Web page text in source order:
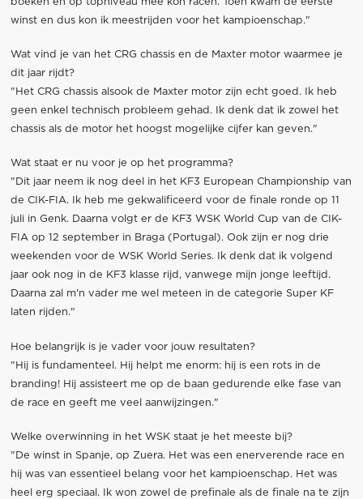
winst en dus kon ik meestrijden voor het kampioenschap."
Wat vind je van het CRG chassis en de Maxter motor waarmee je
dit jaar rijdt?
"Het CRG chassis alsook de Maxter motor zijn echt goed. Ik heb
geen enkel technisch probleem gehad. Ik denk dat ik zowel het
chassis als de motor het hoogst mogelijke cijfer kan geven."
Wat staat er nu voor je op het programma?
"Dit jaar neem ik nog deel in het KF3 European Championship van
de CIK-FIA. Ik heb me gekwalificeerd voor de finale ronde op 11
juli in Genk. Daarna volgt er de KF3 WSK World Cup van de CIK-
FIA op 12 september in Braga (Portugal). Ook zijn er nog drie
weekenden voor de WSK World Series. Ik denk dat ik volgend
jaar ook nog in de KF3 klasse rijd, vanwege mijn jonge leeftijd.
Daarna zal m'n vader me wel meteen in de categorie Super KF
laten rijden."
Hoe belangrijk is je vader voor jouw resultaten?
"Hij is fundamenteel. Hij helpt me enorm: hij is een rots in de
branding! Hij assisteert me op de baan gedurende elke fase van
de race en geeft me veel aanwijzingen."
Welke overwinning in het WSK staat je het meeste bij?
"De winst in Spanje, op Zuera. Het was een enerverende race en
hij was van essentieel belang voor het kampioenschap. Het was
heel erg speciaal. Ik won zowel de prefinale als de finale na te zijn